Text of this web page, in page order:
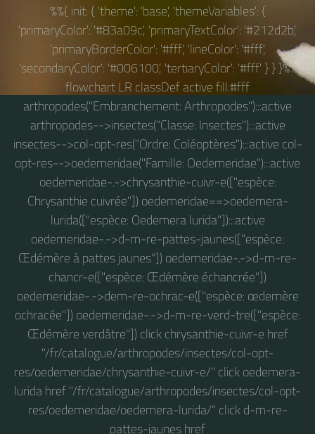
%%{ init: { 'theme': 'base', 'themeVariables': {
'primaryColor': '#83a09c', 'primaryTextColor': '#212d2b',
'primaryBorderColor': '#fff', 'lineColor': '#fff',
'secondaryColor': '#006100', 'tertiaryColor': '#fff' } } }%%
flowchart LR classDef active fill:#fff
arthropodes("Embranchement: Arthropodes"):::active
arthropodes-->insectes("Classe: Insectes"):::active
insectes-->col-opt-res("Ordre: Coléoptères"):::active col-
opt-res-->oedemeridae("Famille: Oedemeridae"):::active
oedemeridae-.->chrysanthie-cuivr-e(["espèce:
Chrysanthie cuivrée"]) oedemeridae==>oedemera-
lurida(["espèce: Oedemera lurida"]):::active
oedemeridae-.->d-m-re-pattes-jaunes(["espèce:
Œdémère à pattes jaunes"]) oedemeridae-.->d-m-re-
chancr-e(["espèce: Œdémère échancrée"])
oedemeridae-.->dem-re-ochrac-e(["espèce: œdemère
ochracée"]) oedemeridae-.->d-m-re-verd-tre(["espèce:
Œdémère verdâtre"]) click chrysanthie-cuivr-e href
"/fr/catalogue/arthropodes/insectes/col-opt-
res/oedemeridae/chrysanthie-cuivr-e/" click oedemera-
lurida href "/fr/catalogue/arthropodes/insectes/col-opt-
res/oedemeridae/oedemera-lurida/" click d-m-re-
pattes-jaunes href